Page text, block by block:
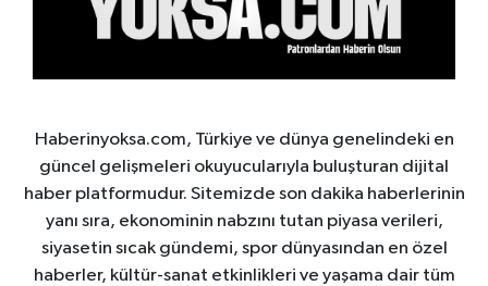
Haberinyoksa.com, Türkiye ve dünya genelindeki en
güncel gelişmeleri okuyucularıyla buluşturan dijital
haber platformudur. Sitemizde son dakika haberlerinin
yanı sıra, ekonominin nabzını tutan piyasa verileri,
siyasetin sıcak gündemi, spor dünyasından en özel
haberler, kültür-sanat etkinlikleri ve yaşama dair tüm